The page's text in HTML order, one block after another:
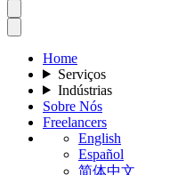
Home
Serviços
Indústrias
Sobre Nós
Freelancers
English
Español
简体中文